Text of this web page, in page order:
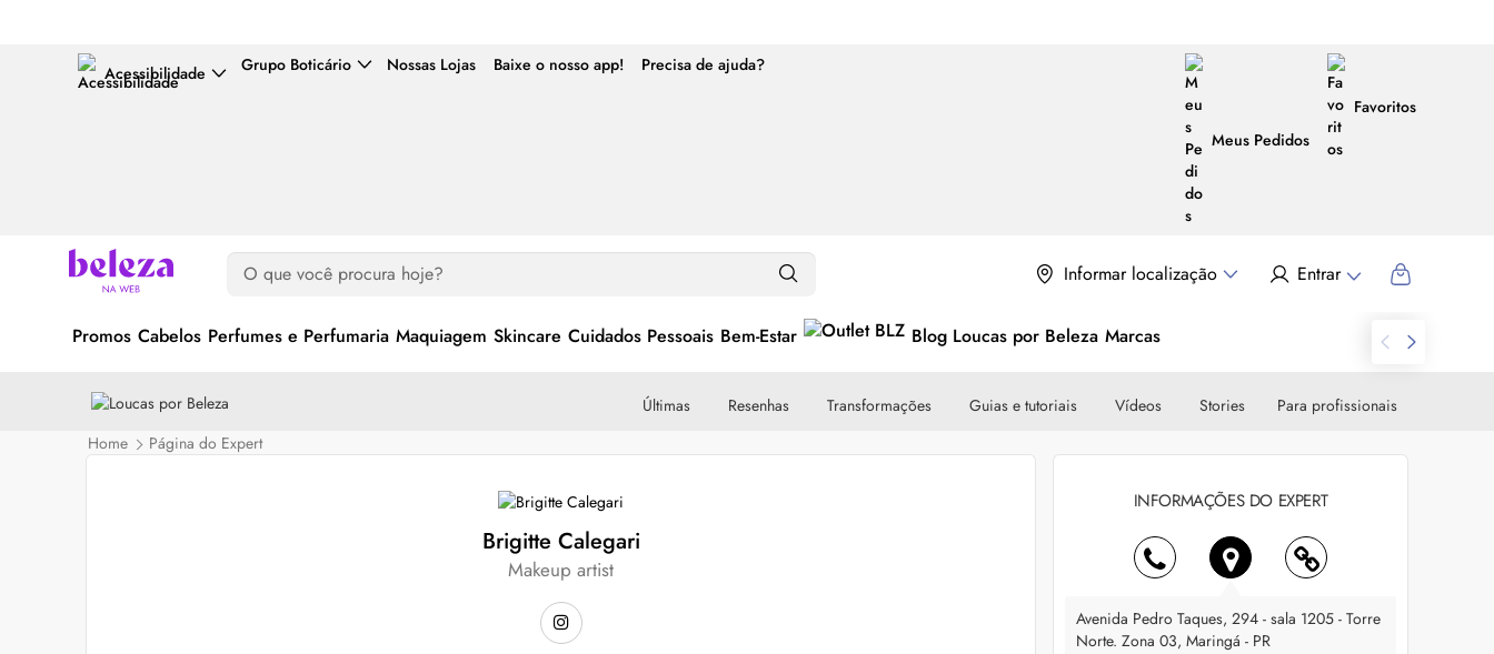
Acessibilidade Grupo Boticário Nossas Lojas Baixe o nosso app! Precisa de ajuda?
Meus Pedidos
Favoritos
Informar localização Entrar
Promos Cabelos Perfumes e Perfumaria Maquiagem Skincare Cuidados Pessoais Bem-Estar Blog Loucas por Beleza Marcas
Últimas Resenhas Transformações Guias e tutoriais Vídeos Stories
Para profissionais
Home
Página do Expert
Brigitte Calegari
Makeup artist
INFORMAÇÕES DO EXPERT
Avenida Pedro Taques, 294 - sala 1205 - Torre
Norte. Zona 03, Maringá - PR